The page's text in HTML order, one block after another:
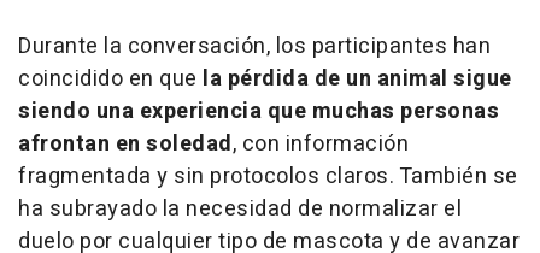
Durante la conversación, los participantes han
coincidido en que la pérdida de un animal sigue
siendo una experiencia que muchas personas
afrontan en soledad, con información
fragmentada y sin protocolos claros. También se
ha subrayado la necesidad de normalizar el
duelo por cualquier tipo de mascota y de avanzar